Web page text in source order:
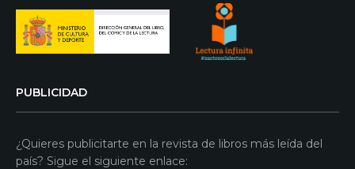
PUBLICIDAD
¿Quieres publicitarte en la revista de libros más leída del
país? Sigue el siguiente enlace: